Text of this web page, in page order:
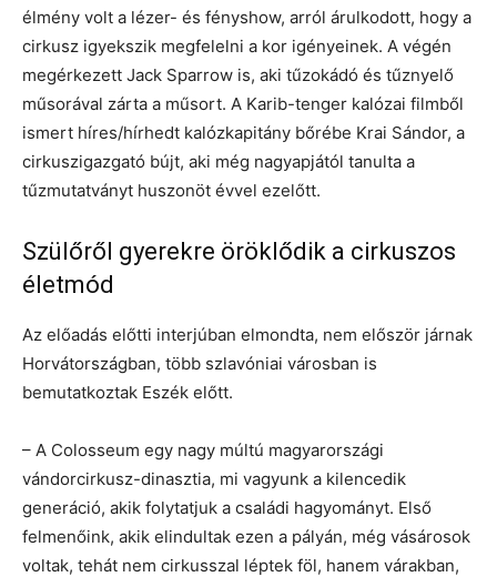
élmény volt a lézer- és fényshow, arról árulkodott, hogy a
cirkusz igyekszik megfelelni a kor igényeinek. A végén
megérkezett Jack Sparrow is, aki tűzokádó és tűznyelő
műsorával zárta a műsort. A Karib-tenger kalózai filmből
ismert híres/hírhedt kalózkapitány bőrébe Krai Sándor, a
cirkuszigazgató bújt, aki még nagyapjától tanulta a
tűzmutatványt huszonöt évvel ezelőtt.
Szülőről gyerekre öröklődik a cirkuszos
életmód
Az előadás előtti interjúban elmondta, nem először járnak
Horvátországban, több szlavóniai városban is
bemutatkoztak Eszék előtt.
– A Colosseum egy nagy múltú magyarországi
vándorcirkusz-dinasztia, mi vagyunk a kilencedik
generáció, akik folytatjuk a családi hagyományt. Első
felmenőink, akik elindultak ezen a pályán, még vásárosok
voltak, tehát nem cirkusszal léptek föl, hanem várakban,